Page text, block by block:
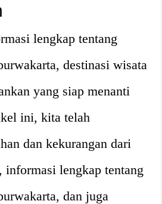
lengkap tentang
destinasi wisata
yang siap menanti
ini, kita telah
dan kekurangan dari
informasi lengkap tentang
dan juga